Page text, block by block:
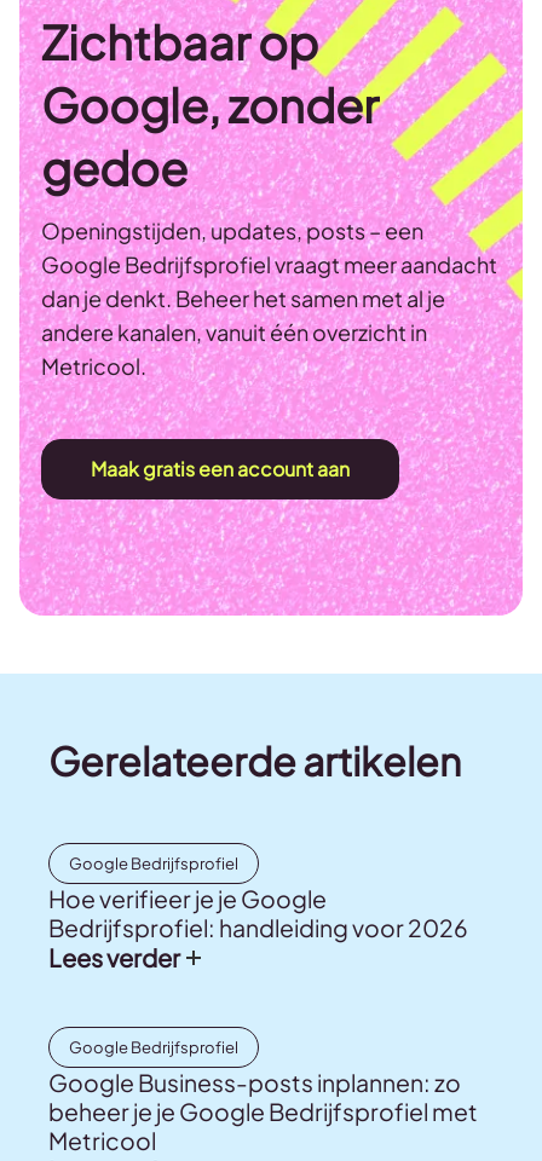
Zichtbaar op
Google, zonder
gedoe
Openingstijden, updates, posts – een
Google Bedrijfsprofiel vraagt meer aandacht
dan je denkt. Beheer het samen met al je
andere kanalen, vanuit één overzicht in
Metricool.
Maak gratis een account aan
Gerelateerde artikelen
Google Bedrijfsprofiel
Hoe verifieer je je Google
Bedrijfsprofiel: handleiding voor 2026
Lees verder
Google Bedrijfsprofiel
Google Business-posts inplannen: zo
beheer je je Google Bedrijfsprofiel met
Metricool